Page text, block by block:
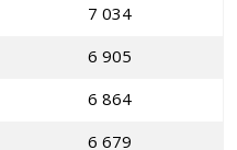
7 034
6 905
6 864
6 679